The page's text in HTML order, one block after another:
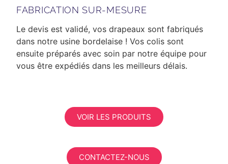
FABRICATION SUR-MESURE
Le devis est validé, vos drapeaux sont fabriqués
dans notre usine bordelaise ! Vos colis sont
ensuite préparés avec soin par notre équipe pour
vous être expédiés dans les meilleurs délais.
VOIR LES PRODUITS
CONTACTEZ-NOUS